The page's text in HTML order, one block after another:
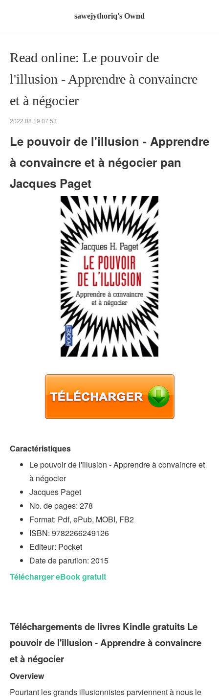
sawejythoriq's Ownd
Read online: Le pouvoir de
l'illusion - Apprendre à convaincre
et à négocier
2022.08.19 07:53
Le pouvoir de l'illusion - Apprendre
à convaincre et à négocier pan
Jacques Paget
Caractéristiques
Le pouvoir de l'illusion - Apprendre à convaincre et
à négocier
Jacques Paget
Nb. de pages: 278
Format: Pdf, ePub, MOBI, FB2
ISBN: 9782266249126
Editeur: Pocket
Date de parution: 2015
Télécharger eBook gratuit
Téléchargements de livres Kindle gratuits Le
pouvoir de l'illusion - Apprendre à convaincre
et à négocier
Overview
Pourtant les grands illusionnistes parviennent à nous le